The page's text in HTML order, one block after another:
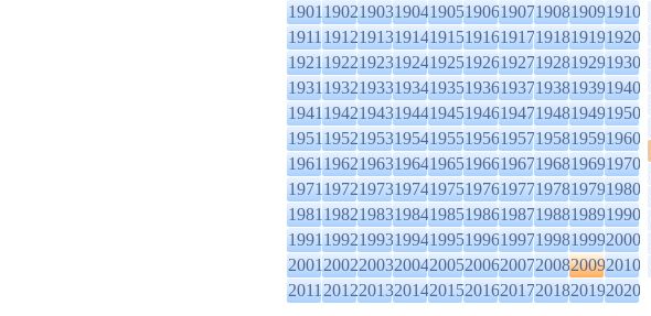
1901190219031904190519061907190819091910
1911191219131914191519161917191819191920
1921192219231924192519261927192819291930
1931193219331934193519361937193819391940
1941194219431944194519461947194819491950
1951195219531954195519561957195819591960
1961196219631964196519661967196819691970
1971197219731974197519761977197819791980
1981198219831984198519861987198819891990
1991199219931994199519961997199819992000
2001200220032004200520062007200820092010
2011201220132014201520162017201820192020